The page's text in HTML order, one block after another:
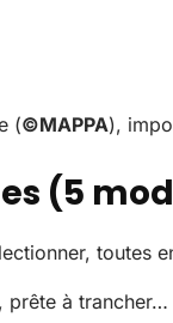
(©MAPPA),
(5
toutes
prête à